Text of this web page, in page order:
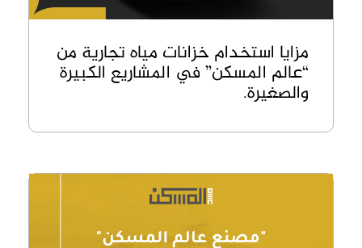
مزايا استخدام خزانات مياه تجارية من
“عالم المسكن” في المشاريع الكبيرة
والصغيرة.